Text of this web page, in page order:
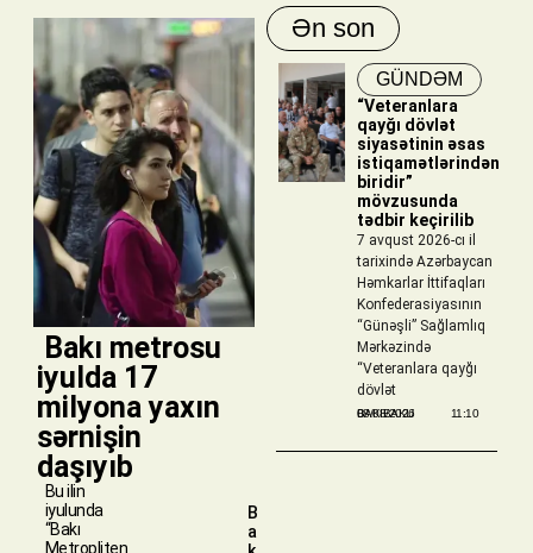
​ Bakı metrosu
iyulda 17
milyona yaxın
sərnişin
daşıyıb
Bu ilin
iyulunda
“Bakı
Metropliten
B
a
Ən son
GÜNDƏM
“Veteranlara
qayğı dövlət
siyasətinin əsas
istiqamətlərindən
biridir”
mövzusunda
tədbir keçirilib
7 avqust 2026-cı il
tarixində Azərbaycan
Həmkarlar İttifaqları
Konfederasiyasının
“Günəşli” Sağlamlıq
Mərkəzində
“Veteranlara qayğı
dövlət
BAKIBAKU
08/08/2026 11:10